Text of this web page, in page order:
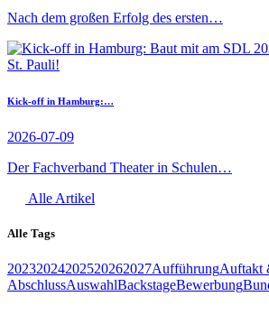
Nach dem großen Erfolg des ersten…
Kick-off in Hamburg:…
2026-07-09
Der Fachverband Theater in Schulen…
Alle Artikel
Alle Tags
20232024202520262027AufführungAuftakt
AbschlussAuswahlBackstageBewerbung